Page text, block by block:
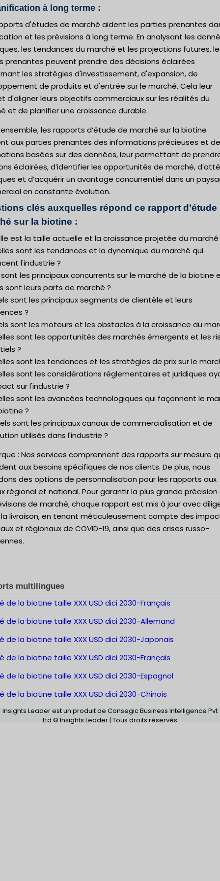
à long terme :
d'études de marché aident les parties prenantes
et les prévisions à long terme. En analysant les
les tendances du marché et les projections futures,
prenantes peuvent prendre des décisions éclairées
les stratégies d'investissement, d'expansion, de
de produits et d'entrée sur le marché. Cela leur
d'aligner leurs objectifs commerciaux sur les réalités du
et de planifier une croissance durable.
les rapports d’étude de marché sur la biotine
aux parties prenantes des informations précieuses et
basées sur des données, leur permettant de
éclairées, d’identifier les opportunités de marché,
et d’acquérir un avantage concurrentiel dans un
en constante évolution.
clés auxquelles répond ce rapport d’étude
sur la biotine :
est la taille actuelle et la croissance projetée du marché
sont les tendances et la dynamique du marché qui
l'industrie ?
sont les principaux concurrents sur le marché de la biotine
sont leurs parts de marché ?
sont les principaux segments de clientèle et leurs
?
sont les moteurs et les obstacles à la croissance du
sont les opportunités des marchés émergents et les
?
sont les tendances et les stratégies de prix sur le
sont les considérations réglementaires et juridiques
sur l'industrie ?
sont les avancées technologiques qui façonnent le
?
sont les principaux canaux de commercialisation et de
utilisés dans l'industrie ?
: Nos services comprennent des rapports sur mesure
aux besoins spécifiques de nos clients. De plus, nous
des options de personnalisation pour les rapports aux
régional et national. Pour garantir la plus grande précision
de marché, chaque rapport est mis à jour avec
livraison, en tenant méticuleusement compte des
et régionaux de COVID-19, ainsi que des crises russo-
multilingues
de la biotine taille XXX USD dici 2030-Français
de la biotine taille XXX USD dici 2030-Allemand
de la biotine taille XXX USD dici 2030-Japonais
de la biotine taille XXX USD dici 2030-Français
de la biotine taille XXX USD dici 2030-Espagnol
de la biotine taille XXX USD dici 2030-Chinois
Insights Leader est un produit de Consegic Business Intelligence Pvt
Ltd © Insights Leader | Tous droits réservés